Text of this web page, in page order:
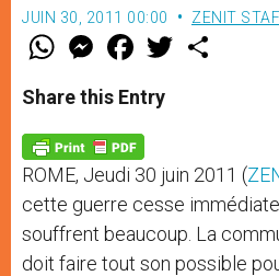
JUIN 30, 2011 00:00 ZENIT
W
t
s
p
p
M
e
s
e
g
e
r
F
a
e
b
o
k
w
Share this Entry
ROME, Jeudi 30 juin 2011 (
cette guerre cesse
souffrent beaucoup. La
doit faire tout son possible